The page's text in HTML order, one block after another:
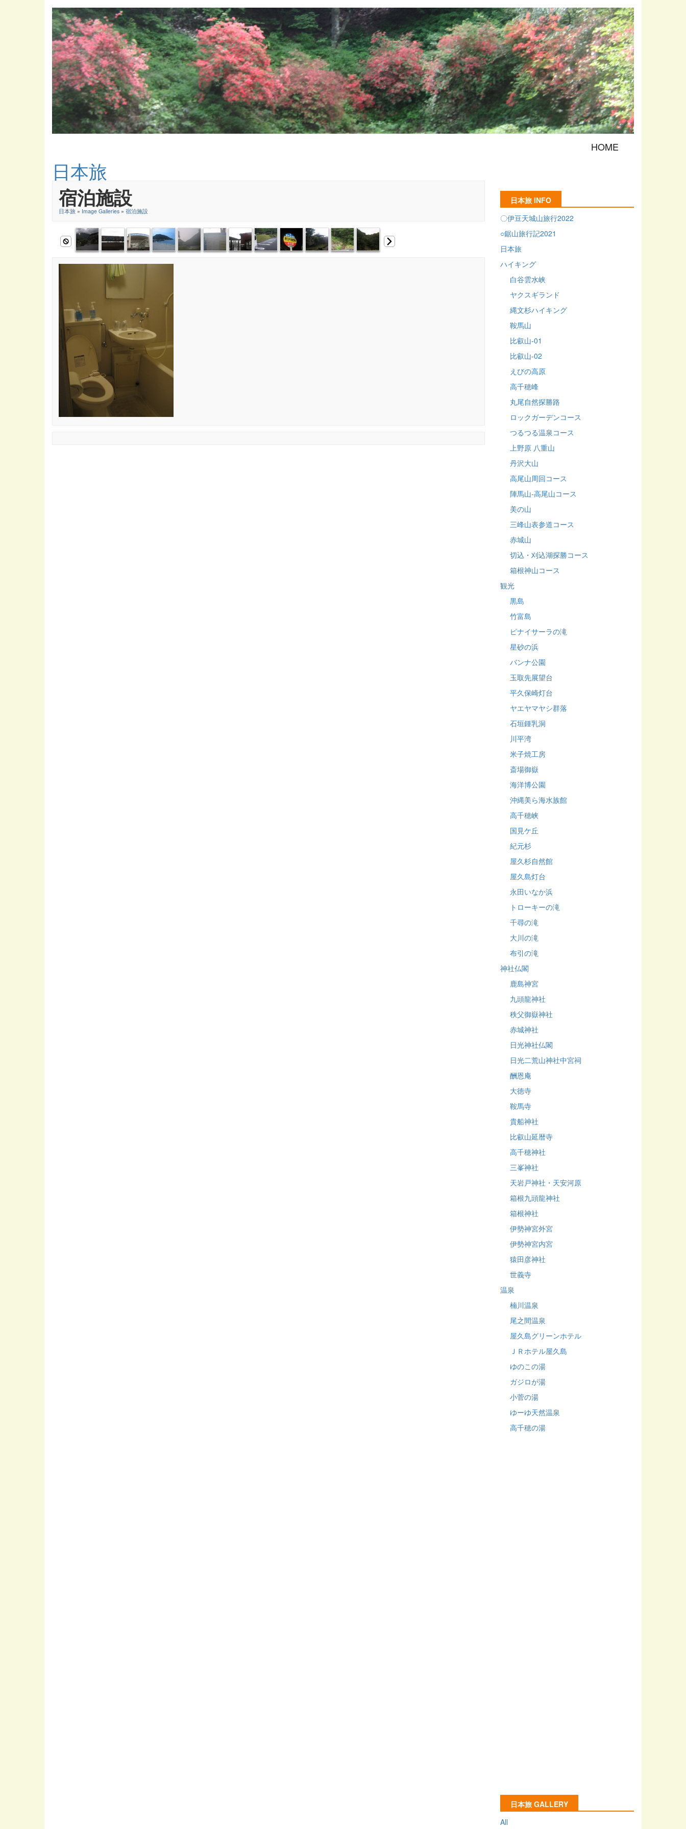
HOME
日本旅
宿泊施設
日本旅 » Image Galleries » 宿泊施設
日本旅 INFO
〇伊豆天城山旅行2022
○鋸山旅行記2021
日本旅
ハイキング
白谷雲水峡
ヤクスギランド
縄文杉ハイキング
鞍馬山
比叡山-01
比叡山-02
えびの高原
高千穂峰
丸尾自然探勝路
ロックガーデンコース
つるつる温泉コース
上野原 八重山
丹沢大山
高尾山周回コース
陣馬山-高尾山コース
美の山
三峰山表参道コース
赤城山
切込・刈込湖探勝コース
箱根神山コース
観光
黒島
竹富島
ピナイサーラの滝
星砂の浜
バンナ公園
玉取先展望台
平久保崎灯台
ヤエヤマヤシ群落
石垣鍾乳洞
川平湾
米子焼工房
斎場御嶽
海洋博公園
沖縄美ら海水族館
高千穂峡
国見ケ丘
紀元杉
屋久杉自然館
屋久島灯台
永田いなか浜
トローキーの滝
千尋の滝
大川の滝
布引の滝
神社仏閣
鹿島神宮
九頭龍神社
秩父御嶽神社
赤城神社
日光神社仏閣
日光二荒山神社中宮祠
酬恩庵
大徳寺
鞍馬寺
貴船神社
比叡山延暦寺
高千穂神社
三峯神社
天岩戸神社・天安河原
箱根九頭龍神社
箱根神社
伊勢神宮外宮
伊勢神宮内宮
猿田彦神社
世義寺
温泉
楠川温泉
尾之間温泉
屋久島グリーンホテル
ＪＲホテル屋久島
ゆのこの湯
ガジロが湯
小菅の湯
ゆーゆ天然温泉
高千穂の湯
日本旅 GALLERY
All